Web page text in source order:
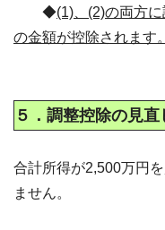
◆(1)、(2)の両方
の金額が控除されます。
５．調整控除の見直
合計所得が2,500万円
ません。